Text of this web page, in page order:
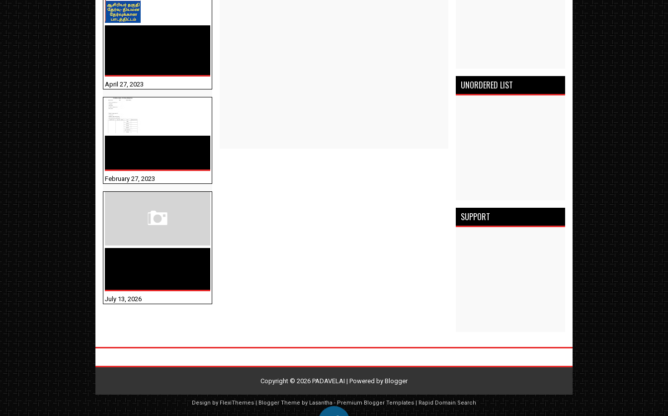
April 27, 2023
February 27, 2023
July 13, 2026
UNORDERED LIST
SUPPORT
Copyright © 2026 PADAVELAI | Powered by Blogger
Design byFlexiThemes| Blogger Theme byLasantha-Premium Blogger Templates|Rapid Domain Search